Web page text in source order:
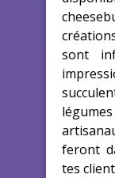
sont
feront
tes